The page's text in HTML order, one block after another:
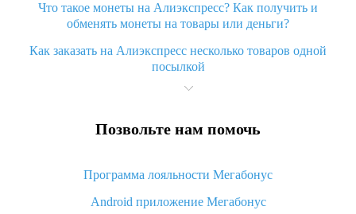
Что такое монеты на Алиэкспресс? Как получить и
обменять монеты на товары или деньги?
Как заказать на Алиэкспресс несколько товаров одной
посылкой
Что значит статус «Заказ закрыт» на Алиэкспресс и что
Что делать, если Алиэкспресс просит ввести паспортные
Как узнать, куда пришла посылка с Алиэкспресс
Вы отменили заказ на Алиэкспресс, когда вернут деньги?
Позвольте нам помочь
Программа лояльности Мегабонус
Android приложение Мегабонус